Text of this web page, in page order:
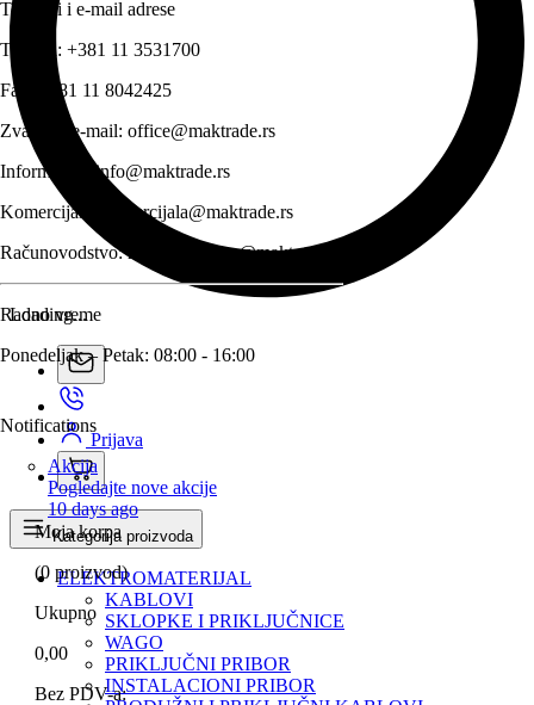
Telefoni i e-mail adrese
Telefon: +381 11 3531700
Fax:
+381 11 8042425
Zvanični e-mail: office@maktrade.rs
Informacije:
info@maktrade.rs
Komercijala:
komercijala@maktrade.rs
Računovodstvo:racunovodstvo@maktrade.rs
Radno vreme
Ponedeljak – Petak: 08:00 - 16:00
Loading...
Notifications
Akcija
Pogledajte nove akcije
10 days ago
Prijava
Moja korpa
(0 proizvod)
Ukupno
0,00
Bez PDV-a:
Kategorija proizvoda
ELEKTROMATERIJAL
KABLOVI
SKLOPKE I PRIKLJUČNICE
WAGO
PRIKLJUČNI PRIBOR
INSTALACIONI PRIBOR